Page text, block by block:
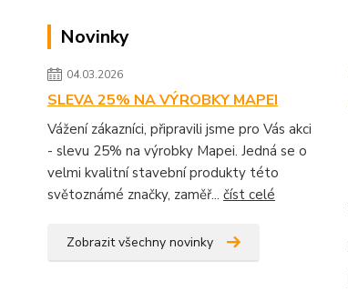
Novinky
04.03.2026
SLEVA 25% NA VÝROBKY MAPEI
Vážení zákazníci, připravili jsme pro Vás akci
- slevu 25% na výrobky Mapei. Jedná se o
velmi kvalitní stavební produkty této
světoznámé značky, zaměř... číst celé
Zobrazit všechny novinky